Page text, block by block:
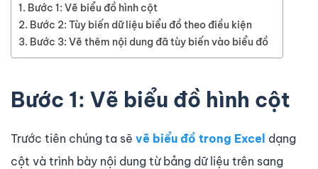
Bước 1: Vẽ biểu đồ hình cột
Bước 2: Tùy biến dữ liệu biểu đồ theo điều kiện
Bước 3: Vẽ thêm nội dung đã tùy biến vào biểu đồ
Bước 1: Vẽ biểu đồ hình cột
Trước tiên chúng ta sẽ vẽ biểu đồ trong Excel dạng
cột và trình bày nội dung từ bảng dữ liệu trên sang